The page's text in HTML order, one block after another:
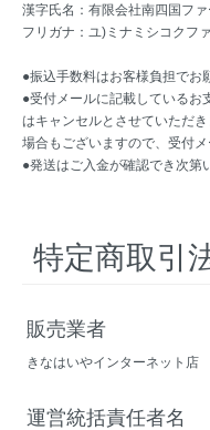
漢字氏名：有限会社南四国ファ
フリガナ：ユ)ミナミシコクフ
●振込手数料はお客様負担でお
●受付メールに記載しているお
はキャンセルとさせていただ
場合もございますので、受付
●発送はご入金が確認でき次第
特定商取引
販売業者
きなはいやインターネット
運営統括責任者名